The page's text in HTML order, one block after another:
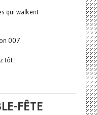
qui walkent
007
tôt !
FÊTE